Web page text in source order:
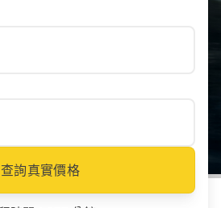
查詢真實價格